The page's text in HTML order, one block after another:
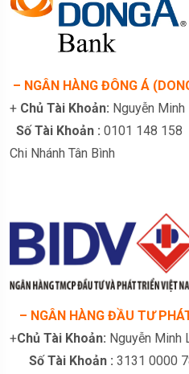
– NGÂN HÀNG ĐÔNG Á
+ Chủ Tài Khoản: Nguyễn Minh
Số Tài Khoản : 0101 148 158
Chi Nhánh Tân Bình
– NGÂN HÀNG ĐẦU TƯ
+Chủ Tài Khoản: Nguyễn Minh
Số Tài Khoản : 3131 0000